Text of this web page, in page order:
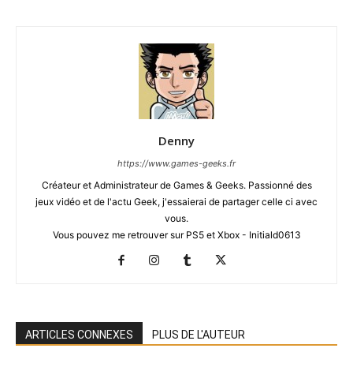
Denny
https://www.games-geeks.fr
Créateur et Administrateur de Games & Geeks. Passionné des
jeux vidéo et de l'actu Geek, j'essaierai de partager celle ci avec
vous.
Vous pouvez me retrouver sur PS5 et Xbox - Initiald0613
ARTICLES CONNEXES PLUS DE L'AUTEUR